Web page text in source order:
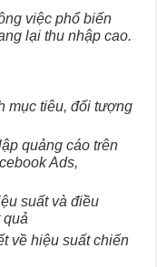
việc phổ biến
lại thu nhập cao.
mục tiêu, đối tượng
quảng cáo trên
Ads,
suất và điều
quả
về hiệu suất chiến